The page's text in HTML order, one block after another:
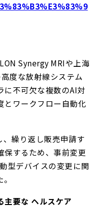
Synergy MRIや上海
度な放射線システム
に不可欠な複数のAI対
とワークフロー自動化
繰り返し販売申請す
保するため、事前変更
型デバイスの変更に関
主要な ヘルスケア